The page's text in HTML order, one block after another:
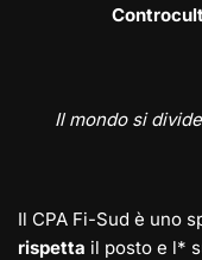
Il mondo si
Il CPA Fi-Sud è uno
rispetta il posto e l*